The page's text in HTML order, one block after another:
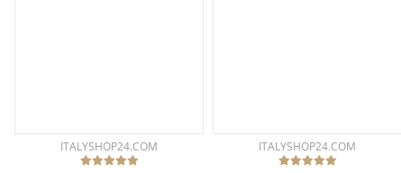
ITALYSHOP24.COM ITALYSHOP24.COM